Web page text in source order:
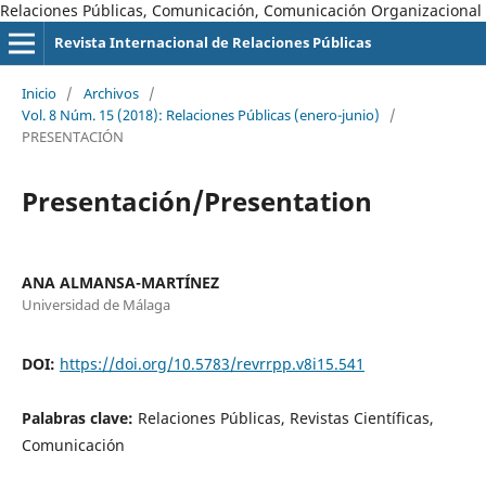
Relaciones Públicas, Comunicación, Comunicación Organizacional
Revista Internacional de Relaciones Públicas
Inicio / Archivos /
Vol. 8 Núm. 15 (2018): Relaciones Públicas (enero-junio)
/
PRESENTACIÓN
Presentación/Presentation
ANA ALMANSA-MARTÍNEZ
Universidad de Málaga
DOI: https://doi.org/10.5783/revrrpp.v8i15.541
Palabras clave: Relaciones Públicas, Revistas Científicas,
Comunicación